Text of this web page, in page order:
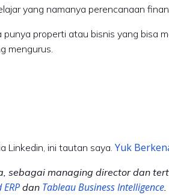
yang namanya perencanaan
punya properti atau bisnis yang bisa
mengurus.
Linkedin, ini tautan saya. Yuk
sebagai managing director dan
dan Tableau Business Intelligence.